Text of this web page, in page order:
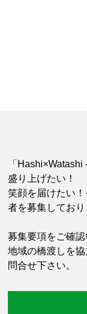
「
盛り上げたい！
笑顔を届けたい
者を募集しており
募集要項をご確認
地域の橋渡しを
問合せ下さい。